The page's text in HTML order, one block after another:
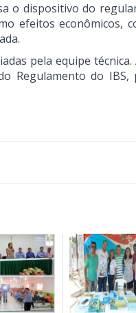
o dispositivo do
efeitos econômicos,
pela equipe técnica.
Regulamento do IBS,